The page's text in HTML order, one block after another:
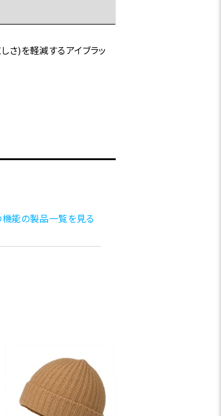
さ)を軽減するアイブラッ
機能の製品一覧を見る